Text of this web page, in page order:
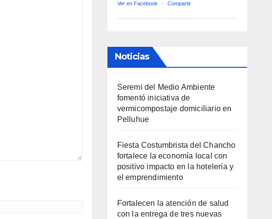
Ver en Facebook · Compartir
Noticias
Seremi del Medio Ambiente
fomentó iniciativa de
vermicompostaje domiciliario en
Pelluhue
Fiesta Costumbrista del Chancho
fortalece la economía local con
positivo impacto en la hotelería y
el emprendimiento
Fortalecen la atención de salud
con la entrega de tres nuevas